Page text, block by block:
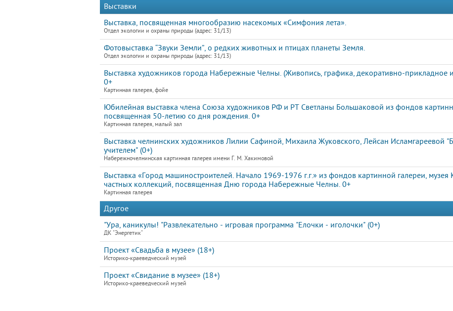
Выставки
Выставка, посвященная многообразию насекомых «Симфония лета».
Отдел экологии и охраны природы (адрес: 31/13)
Фотовыставка “Звуки Земли”, о редких животных и птицах планеты Земля.
Отдел экологии и охраны природы (адрес: 31/13)
Выставка художников города Набережные Челны. (Живопись, графика, декоративно-прикладное
0+
Картинная галерея, фойе
Юбилейная выставка члена Союза художников РФ и РТ Светланы Большаковой из фондов
посвященная 50-летию со дня рождения. 0+
Картинная галерея, малый зал
Выставка челнинских художников Лилии Сафиной, Михаила Жуковского, Лейсан Исламгареевой
учителем" (0+)
Набережночелнинская картинная галерея имени Г. М. Хакимовой
Выставка «Город машиностроителей. Начало 1969-1976 г.г.» из фондов картинной галереи,
частных коллекций, посвященная Дню города Набережные Челны. 0+
Картинная галерея
Другое
"Ура, каникулы! "Развлекательно - игровая программа "Елочки - иголочки" (0+)
ДК "Энергетик"
Проект «Свадьба в музее» (18+)
Историко-краеведческий музей
Проект «Свидание в музее» (18+)
Историко-краеведческий музей